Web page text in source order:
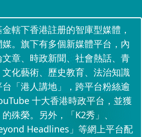
轄下香港註册的智庫型媒體，
。旗下有多個新媒體平台，內
章、時政新聞、社會熱話、青
化藝術、歷史教育、法治知識
「港人講地」，跨平台粉絲逾
十大香港時政平台，並獲
殊榮。另外，「K2秀」、
Headlines」等網上平台配